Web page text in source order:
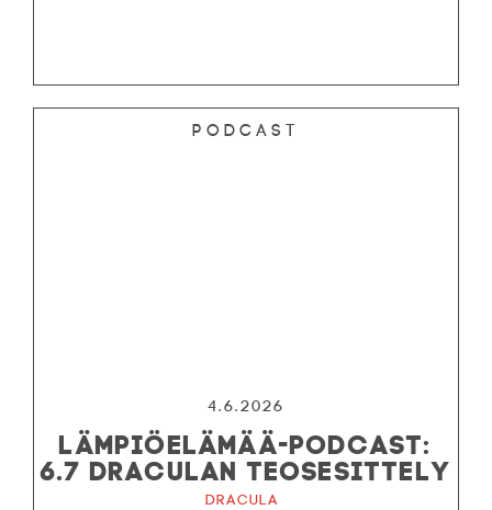
Podcast
4.6.2026
LÄMPIÖELÄMÄÄ-PODCAST:
6.7 DRACULAN TEOSESITTELY
Dracula